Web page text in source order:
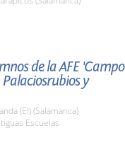
de la AFE 'Campo
y
(El) (Salamanca)
Escuelas